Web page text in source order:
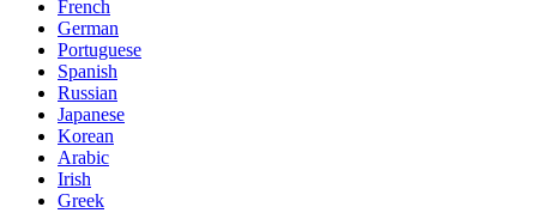
French
German
Portuguese
Spanish
Russian
Japanese
Korean
Arabic
Irish
Greek